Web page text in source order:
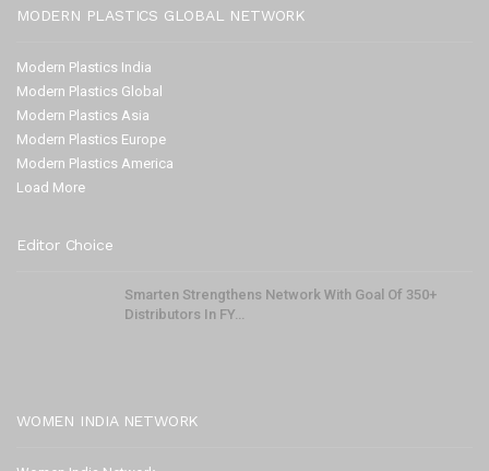
MODERN PLASTICS GLOBAL NETWORK
Modern Plastics India
Modern Plastics Global
Modern Plastics Asia
Modern Plastics Europe
Modern Plastics America
Load More
Editor Choice
Smarten Strengthens Network With Goal Of 350+
Distributors In FY…
WOMEN INDIA NETWORK